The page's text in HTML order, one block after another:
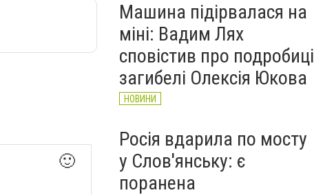
🙂
Машина підірвалася на
міні: Вадим Лях
сповістив про подробиці
загибелі Олексія Юкова
НОВИНИ
Росія вдарила по мосту
у Слов'янську: є
поранена